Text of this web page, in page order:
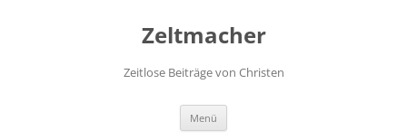
Zeltmacher
Zeitlose Beiträge von Christen
Menü